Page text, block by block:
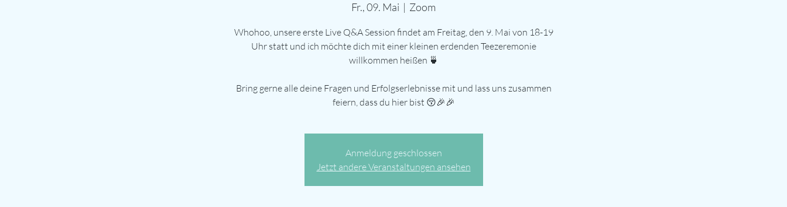
Fr., 09. Mai
  |
Zoom
Whohoo, unsere erste Live Q&A Session findet am Freitag, den 9. Mai von 18-19
Uhr statt und ich möchte dich mit einer kleinen erdenden Teezeremonie
willkommen heißen 🍵
Bring gerne alle deine Fragen und Erfolgserlebnisse mit und lass uns zusammen
feiern, dass du hier bist 😚🎉🎉
Anmeldung geschlossen
Jetzt andere Veranstaltungen ansehen